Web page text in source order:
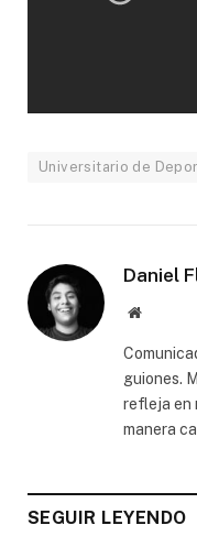
Universitario de
Daniel
Website
guiones.
refleja en
manera
SEGUIR LEYENDO